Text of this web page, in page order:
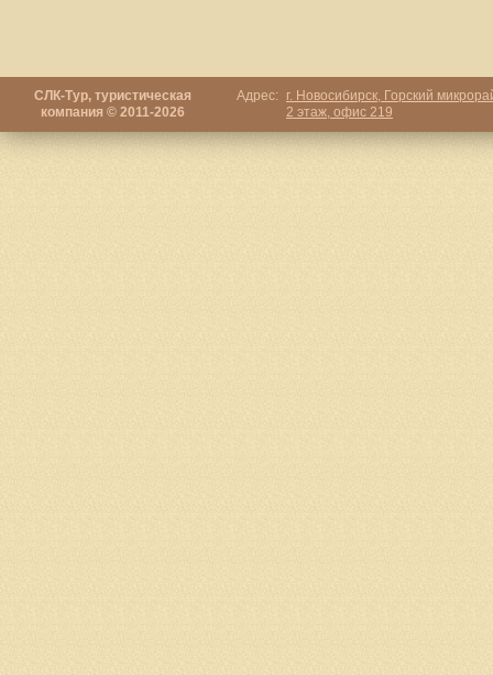
СЛК-Тур, туристическая
компания © 2011-2026
Адрес:
г. Новосибирск, Горский
2 этаж, офис 219